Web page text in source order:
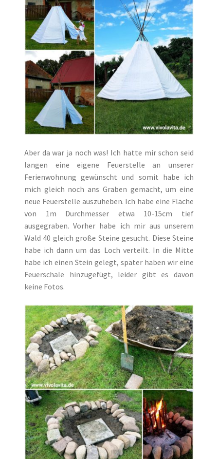
Aber da war ja noch was! Ich hatte mir schon seid
langen eine eigene Feuerstelle an unserer
Ferienwohnung gewünscht und somit habe ich
mich gleich noch ans Graben gemacht, um eine
neue Feuerstelle auszuheben. Ich habe eine Fläche
von 1m Durchmesser etwa 10-15cm tief
ausgegraben. Vorher habe ich mir aus unserem
Wald 40 gleich große Steine gesucht. Diese Steine
habe ich dann um das Loch verteilt. In die Mitte
habe ich einen Stein gelegt, später haben wir eine
Feuerschale hinzugefügt, leider gibt es davon
keine Fotos.